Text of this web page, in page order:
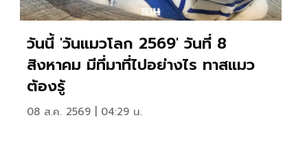
วันนี้ 'วันแมวโลก 2569' วันที่ 8
สิงหาคม มีที่มาที่ไปอย่างไร ทาสแมว
ต้องรู้
08 ส.ค. 2569 | 04:29 น.